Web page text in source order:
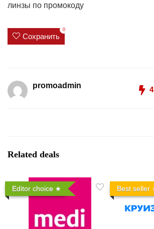
линзы по промокоду
Сохранить
0
promoadmin 4
Related deals
Editor choice Best seller